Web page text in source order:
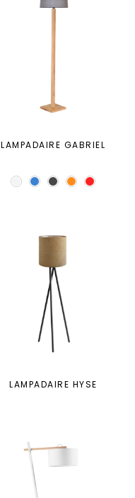
LAMPADAIRE GABRIEL
LAMPADAIRE HYSE